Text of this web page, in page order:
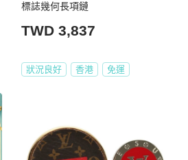
標誌幾何長項鏈
TWD 3,837
狀況良好 香港 免運